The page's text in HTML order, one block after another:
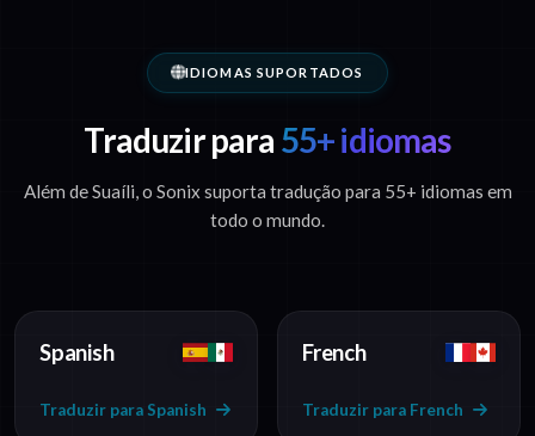
IDIOMAS SUPORTADOS
Traduzir para 55+ idiomas
Além de Suaíli, o Sonix suporta tradução para 55+ idiomas em
todo o mundo.
Spanish
Traduzir para Spanish
French
Traduzir para French